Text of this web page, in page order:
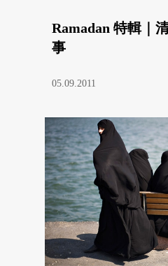
Ramadan 特輯｜
事
05.09.2011